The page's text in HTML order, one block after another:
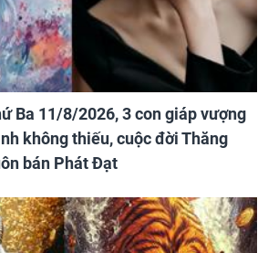
Ba 11/8/2026, 3 con giáp vượng
không thiếu, cuộc đời Thăng
bán Phát Đạt